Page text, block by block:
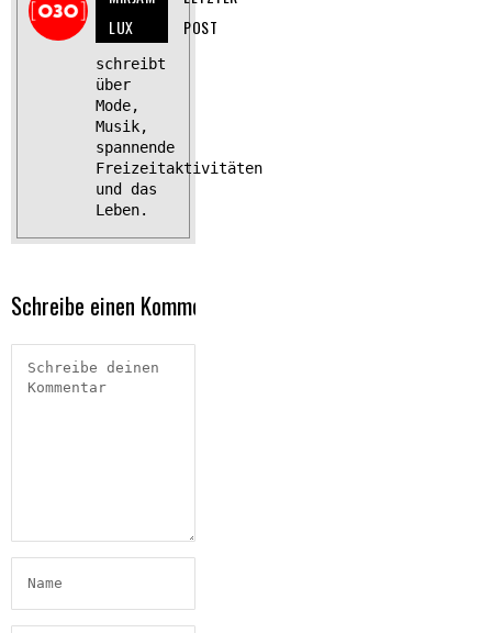
LUX
POST
schreibt
über
Mode,
Musik,
spannende
Freizeitaktivitäten
und das
Leben.
Schreibe einen Kommentar